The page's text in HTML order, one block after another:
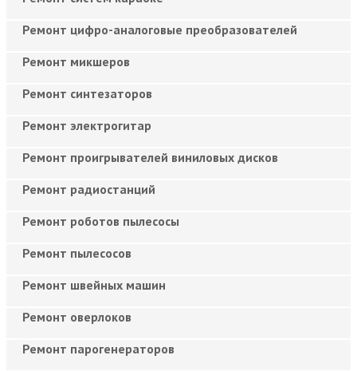
Ремонт цифро-аналоговые преобразователей
Ремонт микшеров
Ремонт синтезаторов
Ремонт электрогитар
Ремонт проигрывателей виниловых дисков
Ремонт радиостанций
Ремонт роботов пылесосы
Ремонт пылесосов
Ремонт швейных машин
Ремонт оверлоков
Ремонт парогенераторов